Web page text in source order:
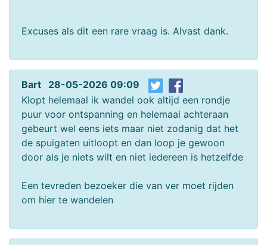
Excuses als dit een rare vraag is. Alvast dank.
Bart 28-05-2026 09:09
Klopt helemaal ik wandel ook altijd een rondje
puur voor ontspanning en helemaal achteraan
gebeurt wel eens iets maar niet zodanig dat het
de spuigaten uitloopt en dan loop je gewoon
door als je niets wilt en niet iedereen is hetzelfde
Een tevreden bezoeker die van ver moet rijden
om hier te wandelen